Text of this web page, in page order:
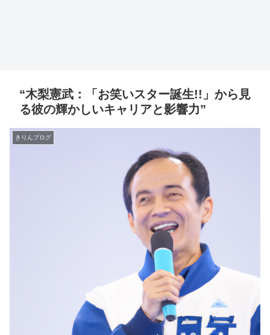
“木梨憲武：「お笑いスター誕生!!」から見
る彼の輝かしいキャリアと影響力”
きりんブログ